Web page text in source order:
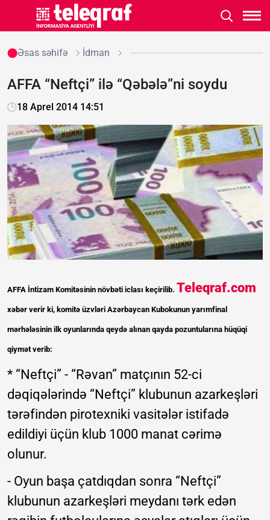
Əsas səhifə İdman
AFFA “Neftçi” ilə “Qəbələ”ni soydu
18 Aprel 2014 14:51
AFFA İntizam Komitəsinin növbəti iclası keçirilib. Teleqraf.com
xəbər verir ki, komitə üzvləri Azərbaycan Kubokunun yarımfinal
mərhələsinin ilk oyunlarında qeydə alınan qayda pozuntularına hüqüqi
qiymət verib:
* “Neftçi” - “Rəvan” matçının 52-ci
dəqiqələrində “Neftçi” klubunun azarkeşləri
tərəfindən pirotexniki vasitələr istifadə
edildiyi üçün klub 1000 manat cərimə
olunur.
- Oyun başa çatdıqdan sonra “Neftçi”
klubunun azarkeşləri meydanı tərk edən